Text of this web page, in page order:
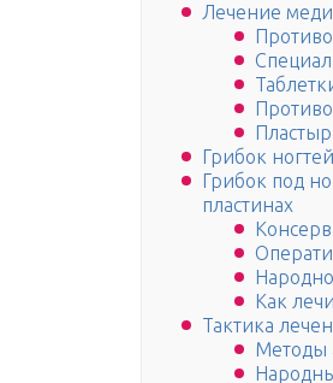
Лечение
Грибок
Грибок под
пластинах
Как
Тактика
Методы